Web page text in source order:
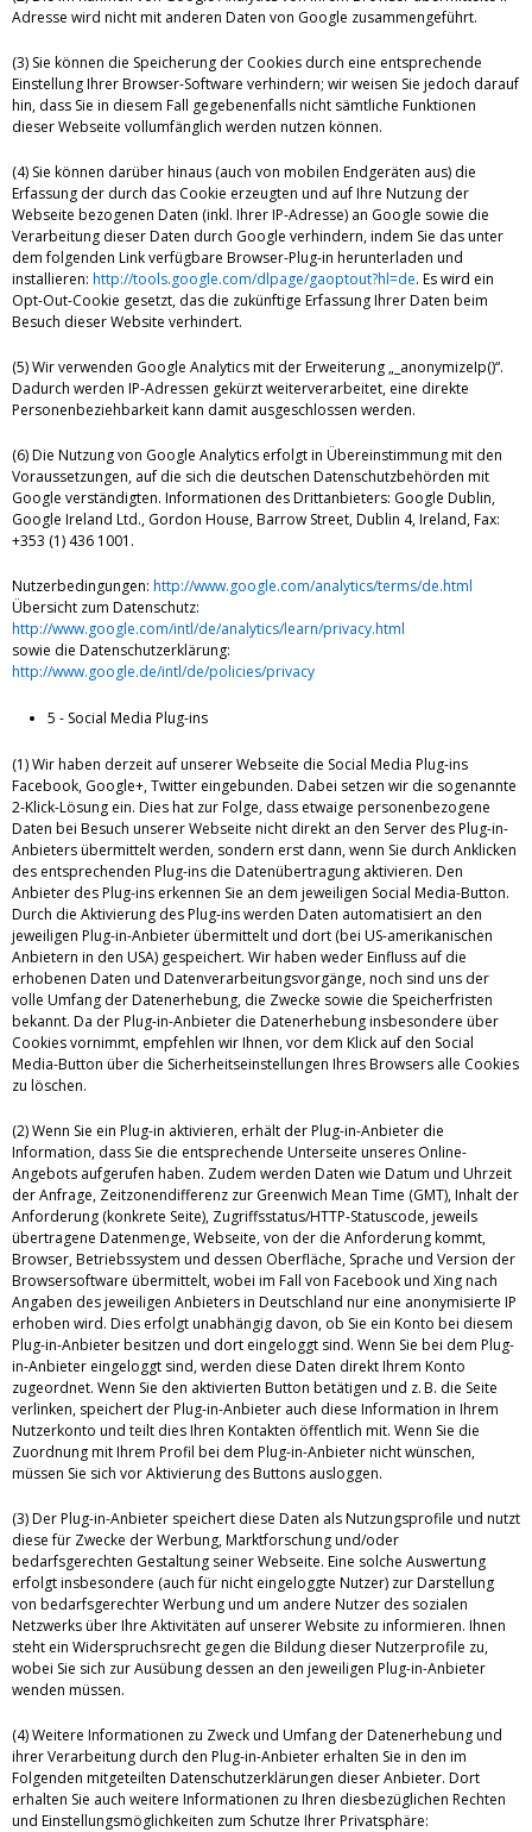
Adresse wird nicht mit anderen Daten von Google zusammengeführt.
(3) Sie können die Speicherung der Cookies durch eine entsprechende
Einstellung Ihrer Browser-Software verhindern; wir weisen Sie jedoch darauf
hin, dass Sie in diesem Fall gegebenenfalls nicht sämtliche Funktionen
dieser Webseite vollumfänglich werden nutzen können.
(4) Sie können darüber hinaus (auch von mobilen Endgeräten aus) die
Erfassung der durch das Cookie erzeugten und auf Ihre Nutzung der
Webseite bezogenen Daten (inkl. Ihrer IP-Adresse) an Google sowie die
Verarbeitung dieser Daten durch Google verhindern, indem Sie das unter
dem folgenden Link verfügbare Browser-Plug-in herunterladen und
installieren: http://tools.google.com/dlpage/gaoptout?hl=de. Es wird ein
Opt-Out-Cookie gesetzt, das die zukünftige Erfassung Ihrer Daten beim
Besuch dieser Website verhindert.
(5) Wir verwenden Google Analytics mit der Erweiterung „_anonymizeIp()“.
Dadurch werden IP-Adressen gekürzt weiterverarbeitet, eine direkte
Personenbeziehbarkeit kann damit ausgeschlossen werden.
(6) Die Nutzung von Google Analytics erfolgt in Übereinstimmung mit den
Voraussetzungen, auf die sich die deutschen Datenschutzbehörden mit
Google verständigten. Informationen des Drittanbieters: Google Dublin,
Google Ireland Ltd., Gordon House, Barrow Street, Dublin 4, Ireland, Fax:
+353 (1) 436 1001.
Nutzerbedingungen: http://www.google.com/analytics/terms/de.html
Übersicht zum Datenschutz:
http://www.google.com/intl/de/analytics/learn/privacy.html
sowie die Datenschutzerklärung:
http://www.google.de/intl/de/policies/privacy
5 - Social Media Plug-ins
(1) Wir haben derzeit auf unserer Webseite die Social Media Plug-ins
Facebook, Google+, Twitter eingebunden. Dabei setzen wir die sogenannte
2-Klick-Lösung ein. Dies hat zur Folge, dass etwaige personenbezogene
Daten bei Besuch unserer Webseite nicht direkt an den Server des Plug-in-
Anbieters übermittelt werden, sondern erst dann, wenn Sie durch Anklicken
des entsprechenden Plug-ins die Datenübertragung aktivieren. Den
Anbieter des Plug-ins erkennen Sie an dem jeweiligen Social Media-Button.
Durch die Aktivierung des Plug-ins werden Daten automatisiert an den
jeweiligen Plug-in-Anbieter übermittelt und dort (bei US-amerikanischen
Anbietern in den USA) gespeichert. Wir haben weder Einfluss auf die
erhobenen Daten und Datenverarbeitungsvorgänge, noch sind uns der
volle Umfang der Datenerhebung, die Zwecke sowie die Speicherfristen
bekannt. Da der Plug-in-Anbieter die Datenerhebung insbesondere über
Cookies vornimmt, empfehlen wir Ihnen, vor dem Klick auf den Social
Media-Button über die Sicherheitseinstellungen Ihres Browsers alle Cookies
zu löschen.
(2) Wenn Sie ein Plug-in aktivieren, erhält der Plug-in-Anbieter die
Information, dass Sie die entsprechende Unterseite unseres Online-
Angebots aufgerufen haben. Zudem werden Daten wie Datum und Uhrzeit
der Anfrage, Zeitzonendifferenz zur Greenwich Mean Time (GMT), Inhalt der
Anforderung (konkrete Seite), Zugriffsstatus/HTTP-Statuscode, jeweils
übertragene Datenmenge, Webseite, von der die Anforderung kommt,
Browser, Betriebssystem und dessen Oberfläche, Sprache und Version der
Browsersoftware übermittelt, wobei im Fall von Facebook und Xing nach
Angaben des jeweiligen Anbieters in Deutschland nur eine anonymisierte IP
erhoben wird. Dies erfolgt unabhängig davon, ob Sie ein Konto bei diesem
Plug-in-Anbieter besitzen und dort eingeloggt sind. Wenn Sie bei dem Plug-
in-Anbieter eingeloggt sind, werden diese Daten direkt Ihrem Konto
zugeordnet. Wenn Sie den aktivierten Button betätigen und z. B. die Seite
verlinken, speichert der Plug-in-Anbieter auch diese Information in Ihrem
Nutzerkonto und teilt dies Ihren Kontakten öffentlich mit. Wenn Sie die
Zuordnung mit Ihrem Profil bei dem Plug-in-Anbieter nicht wünschen,
müssen Sie sich vor Aktivierung des Buttons ausloggen.
(3) Der Plug-in-Anbieter speichert diese Daten als Nutzungsprofile und nutzt
diese für Zwecke der Werbung, Marktforschung und/oder
bedarfsgerechten Gestaltung seiner Webseite. Eine solche Auswertung
erfolgt insbesondere (auch für nicht eingeloggte Nutzer) zur Darstellung
von bedarfsgerechter Werbung und um andere Nutzer des sozialen
Netzwerks über Ihre Aktivitäten auf unserer Website zu informieren. Ihnen
steht ein Widerspruchsrecht gegen die Bildung dieser Nutzerprofile zu,
wobei Sie sich zur Ausübung dessen an den jeweiligen Plug-in-Anbieter
wenden müssen.
(4) Weitere Informationen zu Zweck und Umfang der Datenerhebung und
ihrer Verarbeitung durch den Plug-in-Anbieter erhalten Sie in den im
Folgenden mitgeteilten Datenschutzerklärungen dieser Anbieter. Dort
erhalten Sie auch weitere Informationen zu Ihren diesbezüglichen Rechten
und Einstellungsmöglichkeiten zum Schutze Ihrer Privatsphäre: